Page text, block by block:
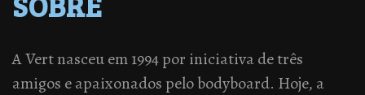
A Vert nasceu em 1994 por iniciativa de três
amigos e apaixonados pelo bodyboard. Hoje, a